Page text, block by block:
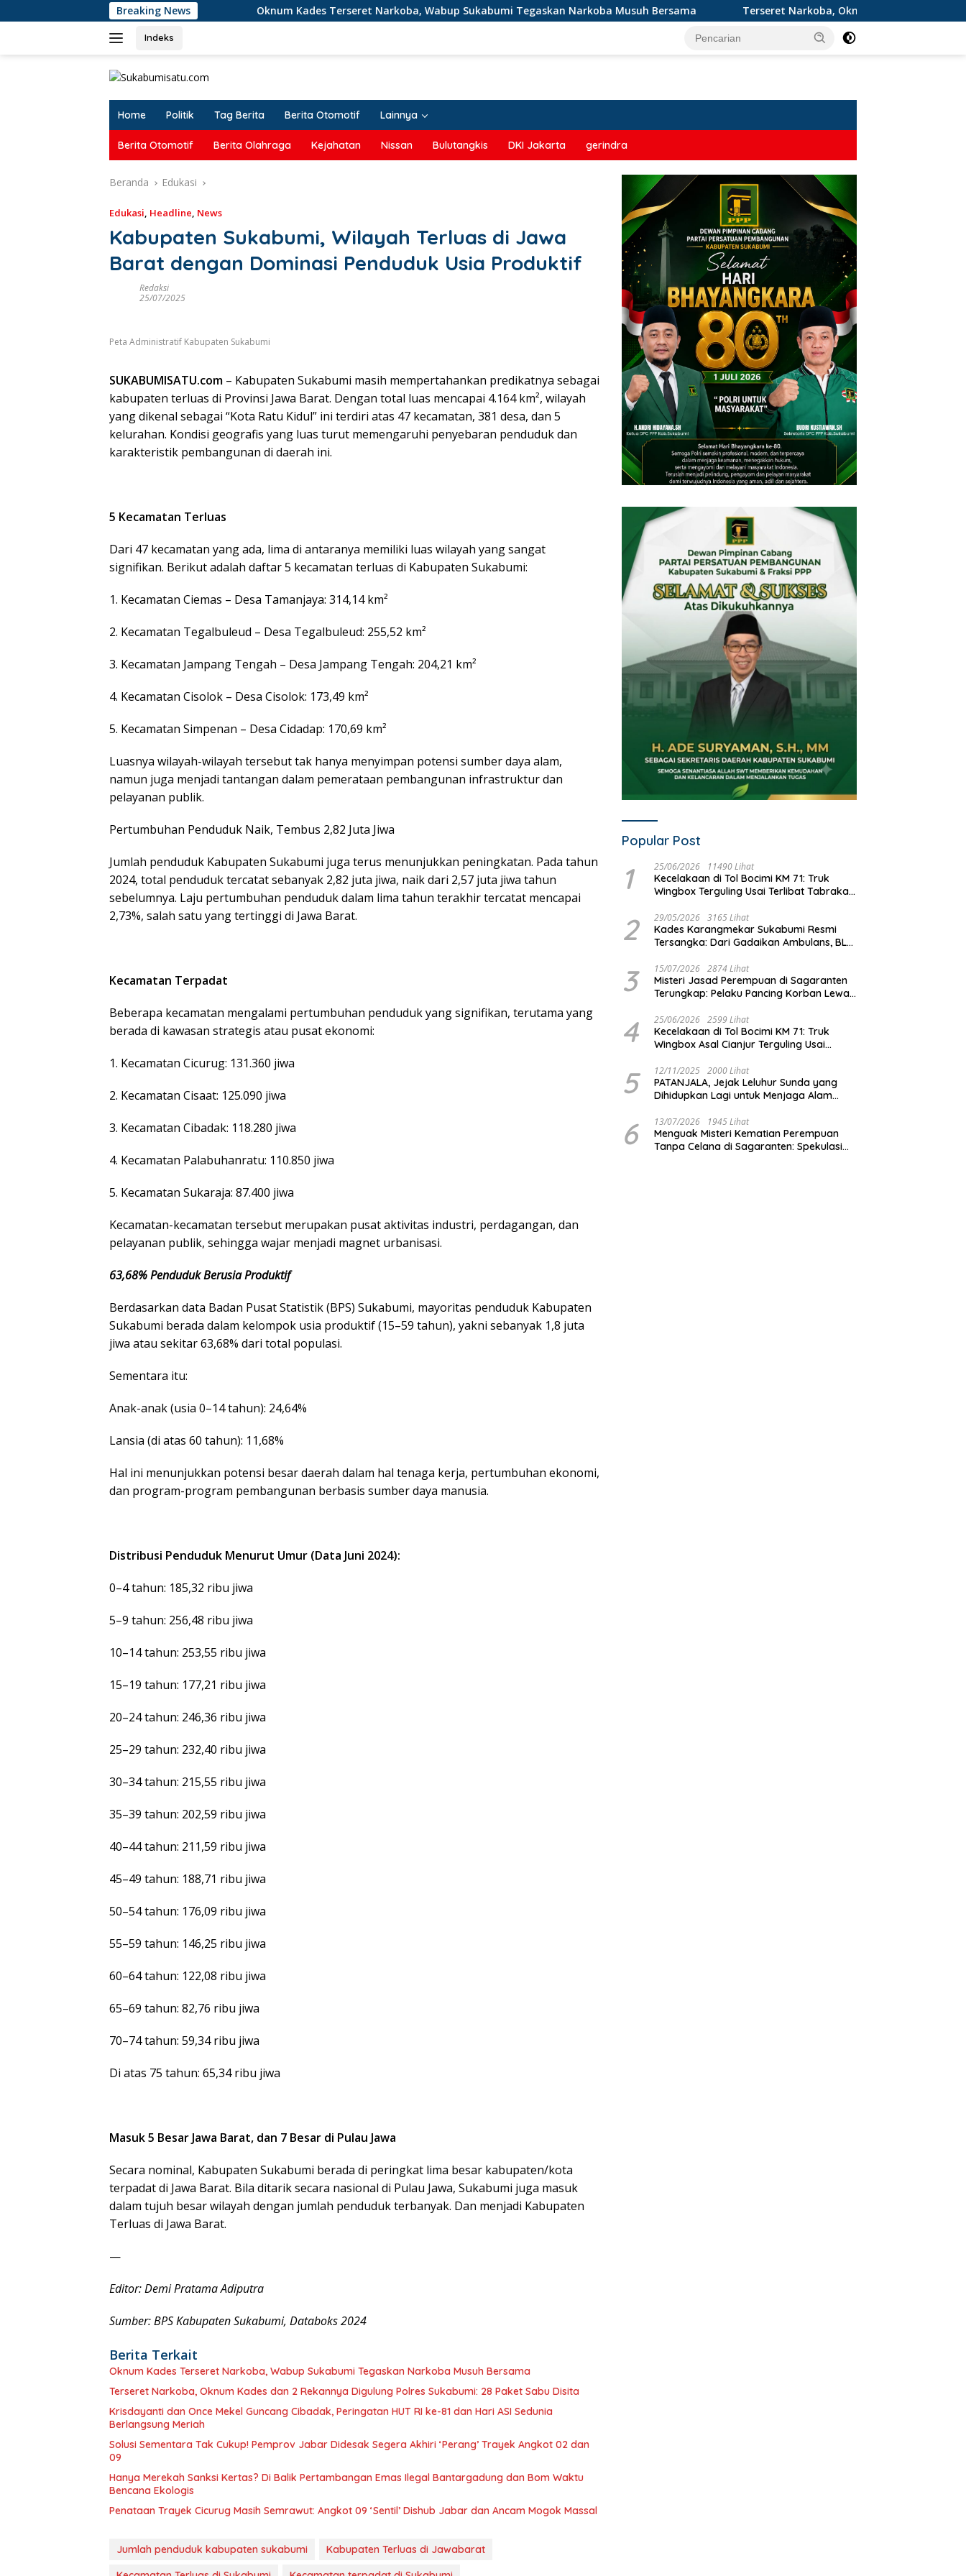
ke
Breaking News
Oknum Kades Terseret Narkoba, Wabup Sukabumi Tegaskan Narkoba Musuh Bersama Terseret Narkoba, Oknum Kades dan 2 Rekannya Digulung
Indeks
Home Politik Tag Berita Berita Otomotif Lainnya
Berita Otomotif Berita Olahraga Kejahatan Nissan Bulutangkis DKI Jakarta gerindra
Beranda Edukasi
Edukasi, Headline, News
Kabupaten Sukabumi, Wilayah Terluas di Jawa
Barat dengan Dominasi Penduduk Usia Produktif
Redaksi
25/07/2025
Peta Administratif Kabupaten Sukabumi
SUKABUMISATU.com – Kabupaten Sukabumi masih mempertahankan predikatnya sebagai
kabupaten terluas di Provinsi Jawa Barat. Dengan total luas mencapai 4.164 km², wilayah
yang dikenal sebagai “Kota Ratu Kidul” ini terdiri atas 47 kecamatan, 381 desa, dan 5
kelurahan. Kondisi geografis yang luas turut memengaruhi penyebaran penduduk dan
karakteristik pembangunan di daerah ini.
5 Kecamatan Terluas
Dari 47 kecamatan yang ada, lima di antaranya memiliki luas wilayah yang sangat
signifikan. Berikut adalah daftar 5 kecamatan terluas di Kabupaten Sukabumi:
1. Kecamatan Ciemas – Desa Tamanjaya: 314,14 km²
2. Kecamatan Tegalbuleud – Desa Tegalbuleud: 255,52 km²
3. Kecamatan Jampang Tengah – Desa Jampang Tengah: 204,21 km²
4. Kecamatan Cisolok – Desa Cisolok: 173,49 km²
5. Kecamatan Simpenan – Desa Cidadap: 170,69 km²
Luasnya wilayah-wilayah tersebut tak hanya menyimpan potensi sumber daya alam,
namun juga menjadi tantangan dalam pemerataan pembangunan infrastruktur dan
pelayanan publik.
Pertumbuhan Penduduk Naik, Tembus 2,82 Juta Jiwa
Jumlah penduduk Kabupaten Sukabumi juga terus menunjukkan peningkatan. Pada tahun
2024, total penduduk tercatat sebanyak 2,82 juta jiwa, naik dari 2,57 juta jiwa tahun
sebelumnya. Laju pertumbuhan penduduk dalam lima tahun terakhir tercatat mencapai
2,73%, salah satu yang tertinggi di Jawa Barat.
Kecamatan Terpadat
Beberapa kecamatan mengalami pertumbuhan penduduk yang signifikan, terutama yang
berada di kawasan strategis atau pusat ekonomi:
1. Kecamatan Cicurug: 131.360 jiwa
2. Kecamatan Cisaat: 125.090 jiwa
3. Kecamatan Cibadak: 118.280 jiwa
4. Kecamatan Palabuhanratu: 110.850 jiwa
5. Kecamatan Sukaraja: 87.400 jiwa
Kecamatan-kecamatan tersebut merupakan pusat aktivitas industri, perdagangan, dan
pelayanan publik, sehingga wajar menjadi magnet urbanisasi.
63,68% Penduduk Berusia Produktif
Berdasarkan data Badan Pusat Statistik (BPS) Sukabumi, mayoritas penduduk Kabupaten
Sukabumi berada dalam kelompok usia produktif (15–59 tahun), yakni sebanyak 1,8 juta
jiwa atau sekitar 63,68% dari total populasi.
Sementara itu:
Anak-anak (usia 0–14 tahun): 24,64%
Lansia (di atas 60 tahun): 11,68%
Hal ini menunjukkan potensi besar daerah dalam hal tenaga kerja, pertumbuhan ekonomi,
dan program-program pembangunan berbasis sumber daya manusia.
Distribusi Penduduk Menurut Umur (Data Juni 2024):
0–4 tahun: 185,32 ribu jiwa
5–9 tahun: 256,48 ribu jiwa
10–14 tahun: 253,55 ribu jiwa
15–19 tahun: 177,21 ribu jiwa
20–24 tahun: 246,36 ribu jiwa
25–29 tahun: 232,40 ribu jiwa
30–34 tahun: 215,55 ribu jiwa
35–39 tahun: 202,59 ribu jiwa
40–44 tahun: 211,59 ribu jiwa
45–49 tahun: 188,71 ribu jiwa
50–54 tahun: 176,09 ribu jiwa
55–59 tahun: 146,25 ribu jiwa
60–64 tahun: 122,08 ribu jiwa
65–69 tahun: 82,76 ribu jiwa
70–74 tahun: 59,34 ribu jiwa
Di atas 75 tahun: 65,34 ribu jiwa
Masuk 5 Besar Jawa Barat, dan 7 Besar di Pulau Jawa
Secara nominal, Kabupaten Sukabumi berada di peringkat lima besar kabupaten/kota
terpadat di Jawa Barat. Bila ditarik secara nasional di Pulau Jawa, Sukabumi juga masuk
dalam tujuh besar wilayah dengan jumlah penduduk terbanyak. Dan menjadi Kabupaten
Terluas di Jawa Barat.
—
Editor: Demi Pratama Adiputra
Sumber: BPS Kabupaten Sukabumi, Databoks 2024
Berita Terkait
Oknum Kades Terseret Narkoba, Wabup Sukabumi Tegaskan Narkoba Musuh Bersama
Terseret Narkoba, Oknum Kades dan 2 Rekannya Digulung Polres Sukabumi: 28 Paket Sabu Disita
Krisdayanti dan Once Mekel Guncang Cibadak, Peringatan HUT RI ke-81 dan Hari ASI Sedunia
Berlangsung Meriah
Solusi Sementara Tak Cukup! Pemprov Jabar Didesak Segera Akhiri ‘Perang’ Trayek Angkot 02 dan
09
Hanya Merekah Sanksi Kertas? Di Balik Pertambangan Emas Ilegal Bantargadung dan Bom Waktu
Bencana Ekologis
Penataan Trayek Cicurug Masih Semrawut: Angkot 09 ‘Sentil’ Dishub Jabar dan Ancam Mogok Massal
Jumlah penduduk kabupaten sukabumi
Kabupaten Terluas di Jawabarat
Popular Post
1 25/06/2026 11490 Lihat
Kecelakaan di Tol Bocimi KM 71: Truk
Wingbox Terguling Usai Terlibat Tabrakan
2 29/05/2026 3165 Lihat
Kades Karangmekar Sukabumi Resmi
Tersangka: Dari Gadaikan Ambulans, BLT
3 15/07/2026 2874 Lihat
Misteri Jasad Perempuan di Sagaranten
Terungkap: Pelaku Pancing Korban Lewat
4 25/06/2026 2599 Lihat
Kecelakaan di Tol Bocimi KM 71: Truk
Wingbox Asal Cianjur Terguling Usai
RS Sekarwangi
5 12/11/2025 2000 Lihat
PATANJALA, Jejak Leluhur Sunda yang
Dihidupkan Lagi untuk Menjaga Alam
6 13/07/2026 1945 Lihat
Menguak Misteri Kematian Perempuan
Tanpa Celana di Sagaranten: Spekulasi